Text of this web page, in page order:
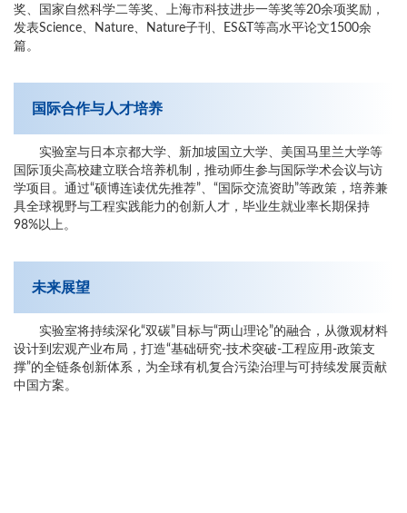
奖、国家自然科学二等奖、上海市科技进步一等奖等20余项奖励，
发表Science、Nature、Nature子刊、ES&T等高水平论文1500余
篇。
国际合作与人才培养
实验室与日本京都大学、新加坡国立大学、美国马里兰大学等
国际顶尖高校建立联合培养机制，推动师生参与国际学术会议与访
学项目。通过“硕博连读优先推荐”、“国际交流资助”等政策，培养兼
具全球视野与工程实践能力的创新人才，毕业生就业率长期保持
98%以上。
未来展望
实验室将持续深化“双碳”目标与“两山理论”的融合，从微观材料
设计到宏观产业布局，打造“基础研究-技术突破-工程应用-政策支
撑”的全链条创新体系，为全球有机复合污染治理与可持续发展贡献
中国方案。